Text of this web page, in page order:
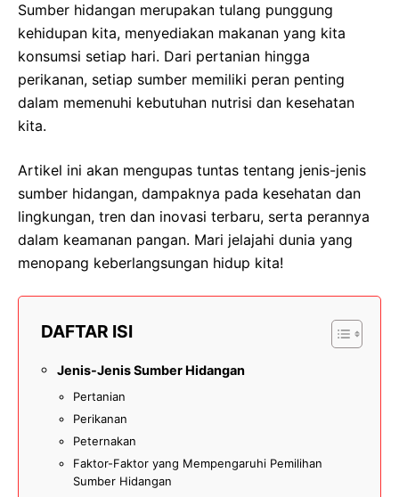
Sumber hidangan merupakan tulang punggung
kehidupan kita, menyediakan makanan yang kita
konsumsi setiap hari. Dari pertanian hingga
perikanan, setiap sumber memiliki peran penting
dalam memenuhi kebutuhan nutrisi dan kesehatan
kita.
Artikel ini akan mengupas tuntas tentang jenis-jenis
sumber hidangan, dampaknya pada kesehatan dan
lingkungan, tren dan inovasi terbaru, serta perannya
dalam keamanan pangan. Mari jelajahi dunia yang
menopang keberlangsungan hidup kita!
DAFTAR ISI
Jenis-Jenis Sumber Hidangan
Pertanian
Perikanan
Peternakan
Faktor-Faktor yang Mempengaruhi Pemilihan
Sumber Hidangan